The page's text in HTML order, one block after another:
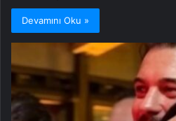
Devamını Oku »